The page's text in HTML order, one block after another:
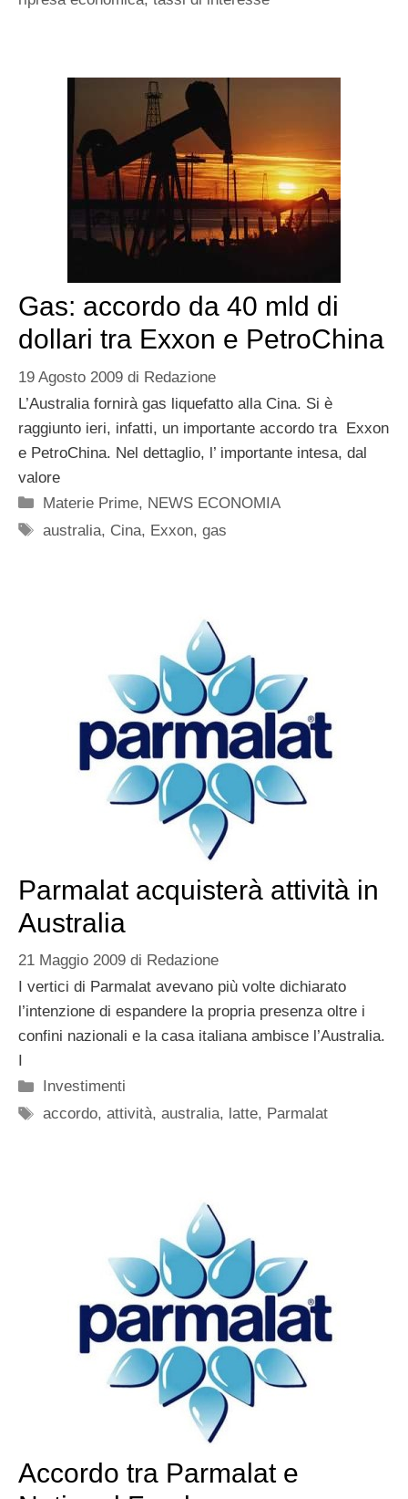
Gas: accordo da 40 mld di
dollari tra Exxon e PetroChina
19 Agosto 2009 di Redazione
L’Australia fornirà gas liquefatto alla Cina. Si è
raggiunto ieri, infatti, un importante accordo tra Exxon
e PetroChina. Nel dettaglio, l’ importante intesa, dal
valore
Categorie
Materie Prime, NEWS ECONOMIA
Tag
australia, Cina, Exxon,gas
Parmalat acquisterà attività in
Australia
21 Maggio 2009 di Redazione
I vertici di Parmalat avevano più volte dichiarato
l’intenzione di espandere la propria presenza oltre i
confini nazionali e la casa italiana ambisce l’Australia.
Categorie
Investimenti
Tag
accordo,attività,australia, latte, Parmalat
Accordo tra Parmalat e